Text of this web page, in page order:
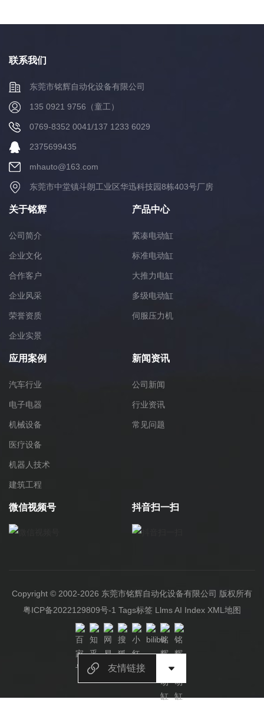
联系我们
东莞市铭辉自动化设备有限公司
135 0921 9756（童工）
0769-8352 0041/137 1233 6029
2375699435
mhauto@163.com
东莞市中堂镇斗朗工业区华迅科技园8栋403号厂房
关于铭辉
公司简介
企业文化
合作客户
企业风采
荣誉资质
企业实景
产品中心
紧凑电动缸
标准电动缸
大推力电缸
多级电动缸
伺服压力机
应用案例
汽车行业
电子电器
机械设备
医疗设备
机器人技术
建筑工程
新闻资讯
公司新闻
行业资讯
常见问题
微信视频号 抖音扫一扫
Copyright © 2002-2026 东莞市铭辉自动化设备有限公司 版权所有
粤ICP备2022129809号-1 Tags标签 LlmsAI Index XML地图
友情链接